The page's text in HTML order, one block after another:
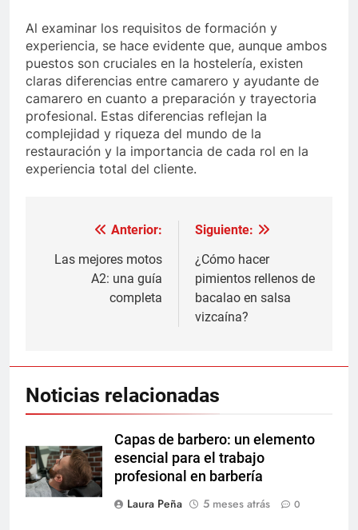
Al examinar los requisitos de formación y
experiencia, se hace evidente que, aunque ambos
puestos son cruciales en la hostelería, existen
claras diferencias entre camarero y ayudante de
camarero en cuanto a preparación y trayectoria
profesional. Estas diferencias reflejan la
complejidad y riqueza del mundo de la
restauración y la importancia de cada rol en la
experiencia total del cliente.
Navegación
de
entradas
Anterior:
Las mejores motos
A2: una guía
completa
Siguiente:
¿Cómo hacer
pimientos rellenos de
bacalao en salsa
vizcaína?
Noticias relacionadas
Capas de barbero: un elemento
esencial para el trabajo
profesional en barbería
Laura Peña
5 meses atrás 0